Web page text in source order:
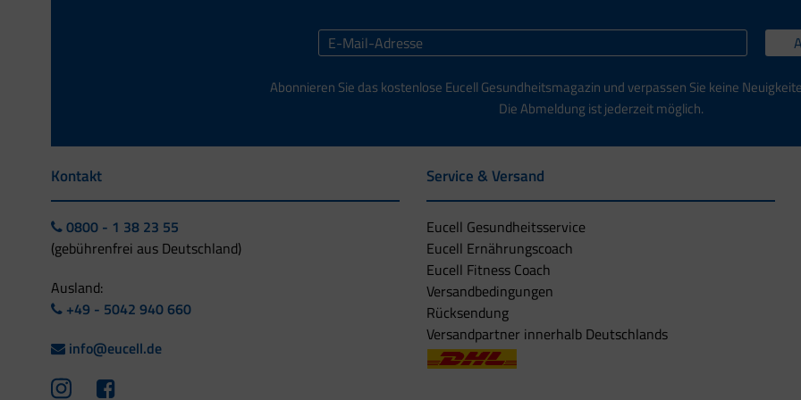
Abonnieren Sie das kostenlose Eucell Gesundheitsmagazin und verpassen Sie keine
Die Abmeldung ist jederzeit möglich.
Kontakt
0800 - 1 38 23 55
(gebührenfrei aus Deutschland)
Ausland:
+49 - 5042 940 660
info@eucell.de
Service & Versand
Eucell Gesundheitsservice
Eucell Ernährungscoach
Eucell Fitness Coach
Versandbedingungen
Rücksendung
Versandpartner innerhalb Deutschlands